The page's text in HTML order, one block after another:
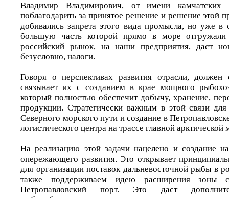
Владимир Владимирович, от имени
поблагодарить за принятое решение и решение этой
добивались запрета этого вида промысла, но уже
большую часть которой прямо в море
российский рынок, на наши предприятия, даст
безусловно, налоги.
Говоря о перспективах развития отрасли, должен
связывает их с созданием в крае мощного
который полностью обеспечит добычу, хранение,
продукции. Стратегически важным в этой связи для
Северного морского пути и создание в
логистического центра на трассе главной арктической
На реализацию этой задачи нацелено и создание
опережающего развития. Это открывает
для организации поставок дальневосточной рыбы в
также поддерживаем идею расширения зоны
Петропавловский порт. Это даст